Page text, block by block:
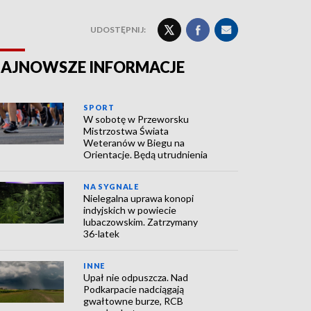
UDOSTĘPNIJ:
INFORMACJE
SPORT
W sobotę w Przeworsku
Mistrzostwa Świata
Weteranów w Biegu na
Orientacje. Będą utrudnienia
NA SYGNALE
Nielegalna uprawa konopi
indyjskich w powiecie
lubaczowskim. Zatrzymany
36-latek
INNE
Upał nie odpuszcza. Nad
Podkarpacie nadciągają
gwałtowne burze, RCB